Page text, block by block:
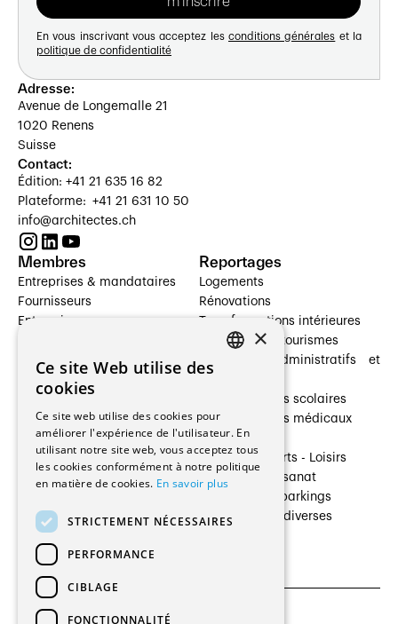
En vous inscrivant vous acceptez les conditions générales et la
politique de confidentialité
Adresse:
Avenue de Longemalle 21
1020 Renens
Suisse
Contact:
Édition: +41 21 635 16 82
Plateforme: +41 21 631 10 50
info@architectes.ch
Membres
Entreprises & mandataires
Fournisseurs
Entreprises
Architectes paysagistes
Architectes d'intérieur
Entreprises générales
Ingénieurs et mandataires
Installateurs
Fabricants / Fournisseurs
Régies immobilières
Gestion PPE
Reportages
Logements
Rénovations
Transformations intérieures
Hôtelleries et tourismes
Bâtiments administratifs et
Établissements scolaires
Établissements médicaux
Villas
Cultures - Sports - Loisirs
Industrie - Artisanat
Transports et parkings
Constructions diverses
×
Ce site Web utilise des
cookies
Ce site web utilise des cookies pour
améliorer l'expérience de l'utilisateur. En
utilisant notre site web, vous acceptez tous
les cookies conformément à notre politique
en matière de cookies. En savoir plus
STRICTEMENT NÉCESSAIRES
PERFORMANCE
CIBLAGE
FONCTIONNALITÉ